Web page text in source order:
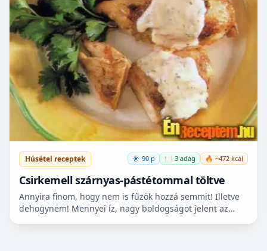
Húsétel receptek 90 p 🍽️ 3 adag 🔥 ~472 kcal
Csirkemell szárnyas-pástétommal töltve
Annyira finom, hogy nem is fűzök hozzá semmit! Illetve
dehogynem! Mennyei íz, nagy boldogságot jelent az